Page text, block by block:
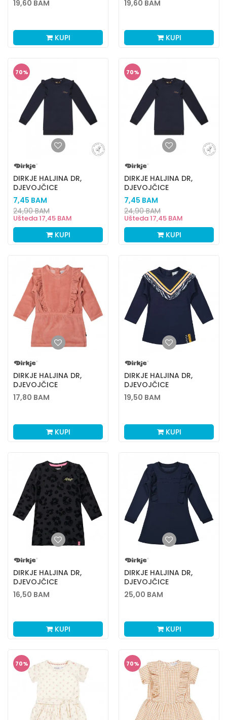
19,60 BAM
KUPI
19,60 BAM
KUPI
70%
DIRKJE HALJINA DR,
DJEVOJČICE
7,45 BAM
Ušteda17,45 BAM
24,90BAM
KUPI
70%
DIRKJE HALJINA DR,
DJEVOJČICE
7,45 BAM
Ušteda17,45 BAM
24,90BAM
KUPI
DIRKJE HALJINA DR,
DJEVOJČICE
17,80 BAM
KUPI
DIRKJE HALJINA DR,
DJEVOJČICE
19,50 BAM
KUPI
DIRKJE HALJINA DR,
DJEVOJČICE
16,50 BAM
KUPI
DIRKJE HALJINA DR,
DJEVOJČICE
25,00 BAM
KUPI
70% 70%